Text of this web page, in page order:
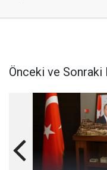
Önceki ve Sonraki